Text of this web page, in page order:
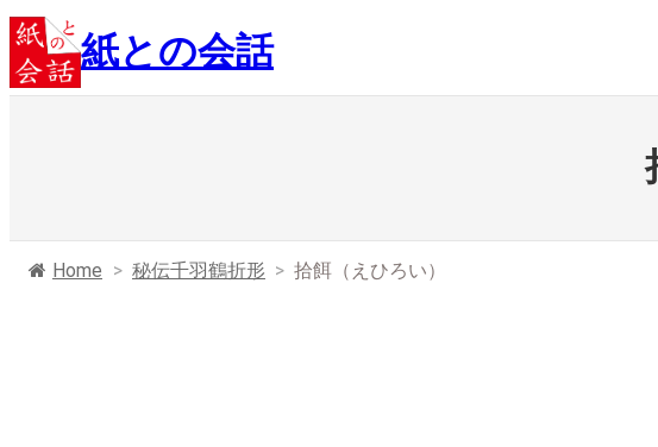
内
容
を
ス
紙との会話
Home > 秘伝千羽鶴折形 > 拾餌（えひろい）